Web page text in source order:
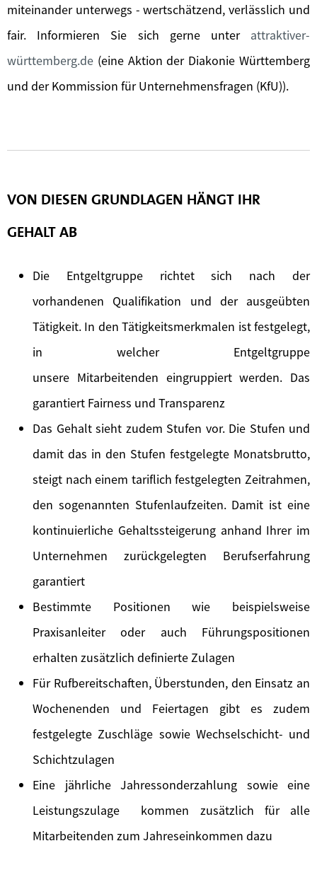
miteinander unterwegs - wertschätzend, verlässlich und
fair. Informieren Sie sich gerne unter attraktiver-
württemberg.de (eine Aktion der Diakonie Württemberg
und der Kommission für Unternehmensfragen (KfU)).
VON DIESEN GRUNDLAGEN HÄNGT IHR
GEHALT AB
Die Entgeltgruppe richtet sich nach der
vorhandenen Qualifikation und der ausgeübten
Tätigkeit. In den Tätigkeitsmerkmalen ist festgelegt,
in welcher Entgeltgruppe
unsere Mitarbeitenden eingruppiert werden. Das
garantiert Fairness und Transparenz
Das Gehalt sieht zudem Stufen vor. Die Stufen und
damit das in den Stufen festgelegte Monatsbrutto,
steigt nach einem tariflich festgelegten Zeitrahmen,
den sogenannten Stufenlaufzeiten. Damit ist eine
kontinuierliche Gehaltssteigerung anhand Ihrer im
Unternehmen zurückgelegten Berufserfahrung
garantiert
Bestimmte Positionen wie beispielsweise
Praxisanleiter oder auch Führungspositionen
erhalten zusätzlich definierte Zulagen
Für Rufbereitschaften, Überstunden, den Einsatz an
Wochenenden und Feiertagen gibt es zudem
festgelegte Zuschläge sowie Wechselschicht- und
Schichtzulagen
Eine jährliche Jahressonderzahlung sowie eine
Leistungszulage kommen zusätzlich für alle
Mitarbeitenden zum Jahreseinkommen dazu